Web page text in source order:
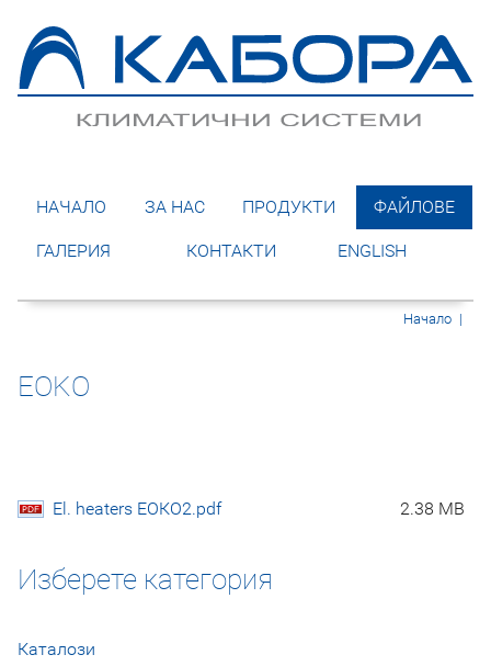
НАЧАЛО ЗА НАС ПРОДУКТИ ФАЙЛОВЕ
ГАЛЕРИЯ КОНТАКТИ ENGLISH
Начало |
EOKO
El. heaters ЕОКО2.pdf 2.38 MB
Изберете категория
Каталози